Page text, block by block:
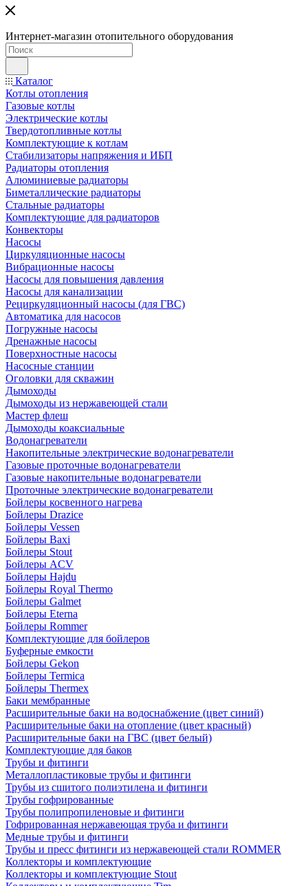
Интернет-магазин отопительного оборудования
Каталог
Котлы отопления
Газовые котлы
Электрические котлы
Твердотопливные котлы
Комплектующие к котлам
Стабилизаторы напряжения и ИБП
Радиаторы отопления
Алюминиевые радиаторы
Биметаллические радиаторы
Стальные радиаторы
Комплектующие для радиаторов
Конвекторы
Насосы
Циркуляционные насосы
Вибрационные насосы
Насосы для повышения давления
Насосы для канализации
Рециркуляционный насосы (для ГВС)
Автоматика для насосов
Погружные насосы
Дренажные насосы
Поверхностные насосы
Насосные станции
Оголовки для скважин
Дымоходы
Дымоходы из нержавеющей стали
Мастер флеш
Дымоходы коаксиальные
Водонагреватели
Накопительные электрические водонагреватели
Газовые проточные водонагреватели
Газовые накопительные водонагреватели
Проточные электрические водонагреватели
Бойлеры косвенного нагрева
Бойлеры Drazice
Бойлеры Vessen
Бойлеры Baxi
Бойлеры Stout
Бойлеры ACV
Бойлеры Hajdu
Бойлеры Royal Thermo
Бойлеры Galmet
Бойлеры Eterna
Бойлеры Rommer
Комплектующие для бойлеров
Буферные емкости
Бойлеры Gekon
Бойлеры Termica
Бойлеры Thermex
Баки мембранные
Расширительные баки на водоснабжение (цвет синий)
Расширительные баки на отопление (цвет красный)
Расширительные баки на ГВС (цвет белый)
Комплектующие для баков
Трубы и фитинги
Металлопластиковые трубы и фитинги
Трубы из сшитого полиэтилена и фитинги
Трубы гофрированные
Трубы полипропиленовые и фитинги
Гофрированная нержавеющая труба и фитинги
Медные трубы и фитинги
Трубы и пресс фитинги из нержавеющей стали ROMMER
Коллекторы и комплектующие
Коллекторы и комплектующие Stout